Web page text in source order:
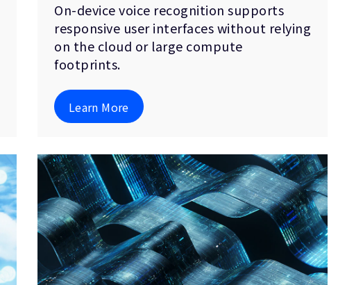
On-device voice recognition supports
responsive user interfaces without relying
on the cloud or large compute
footprints.
Learn More